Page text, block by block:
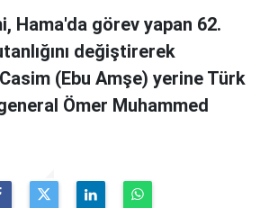
Hama'da görev yapan 62.
değiştirerek
(Ebu Amşe) yerine Türk
Ömer Muhammed